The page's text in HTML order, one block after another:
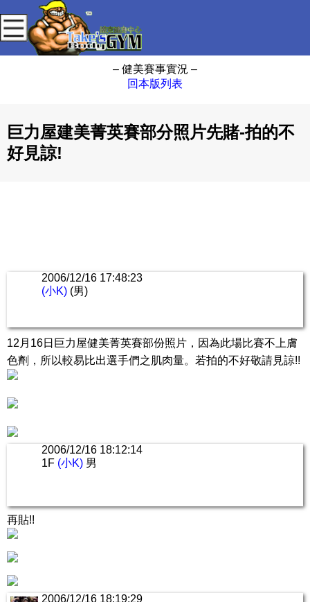
– 健美賽事實況 –
回本版列表
巨力屋建美菁英賽部分照片先賭-拍的不
好見諒!
2006/12/16 17:48:23
(小K) (男)
12月16日巨力屋健美菁英賽部份照片，因為此場比賽不上膚
色劑，所以較易比出選手們之肌肉量。若拍的不好敬請見諒!!
2006/12/16 18:12:14
1F (小K) 男
再貼!!
2006/12/16 18:19:29